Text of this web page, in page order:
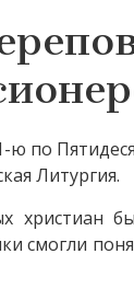
ю по
Литургия.
христиан
смогли